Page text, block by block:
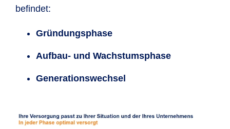
befindet:
Gründungsphase
Aufbau- und Wachstumsphase
Generationswechsel